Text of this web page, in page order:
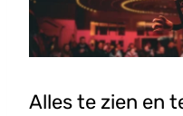
Alles te zien en